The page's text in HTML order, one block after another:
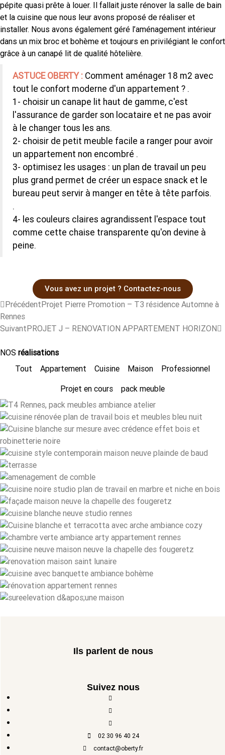
pépite quasi prête à louer. Il fallait juste rénover la salle de bain
et la cuisine que nous leur avons proposé de réaliser et
installer. Nous avons également géré l’aménagement intérieur
dans un mix broc et bohème et toujours en privilégiant le confort
grâce à un canapé lit de qualité hôtelière.
ASTUCE OBERTY : Comment aménager 18 m2 avec
tout le confort moderne d'un appartement ? .
1- choisir un canape lit haut de gamme, c'est
l'assurance de garder son locataire et ne pas avoir
à le changer tous les ans.
2- choisir de petit meuble facile a ranger pour avoir
un appartement non encombré .
3- optimisez les usages : un plan de travail un peu
plus grand permet de créer un espace snack et le
bureau peut servir à manger en tête à tête parfois.
.
4- les couleurs claires agrandissent l'espace tout
comme cette chaise transparente qu'on devine à
peine.
Vous avez un projet ? Contactez-nous
PrécédentProjet Pierre Promotion – T3 résidence Automne à
Rennes
SuivantPROJET J – RENOVATION APPARTEMENT HORIZON
NOS réalisations
Tout
Appartement Cuisine Maison Professionnel
Projet en cours pack meuble
Ils parlent de nous
Suivez nous
02 30 96 40 24
contact@oberty.fr